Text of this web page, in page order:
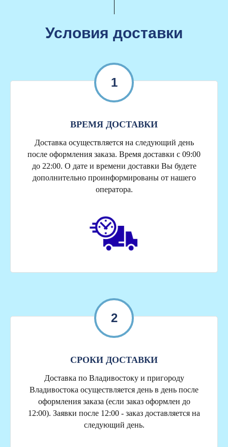
Условия доставки
1
ВРЕМЯ ДОСТАВКИ
Доставка осуществляется на следующий день
после оформления заказа. Время доставки с 09:00
до 22:00. О дате и времени доставки Вы будете
дополнительно проинформированы от нашего
оператора.
2
СРОКИ ДОСТАВКИ
Доставка по Владивостоку и пригороду
Владивостока осуществляется день в день после
оформления заказа (если заказ оформлен до
12:00). Заявки после 12:00 - заказ доставляется на
следующий день.